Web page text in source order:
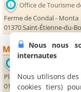
Office de Tourisme
Ferme de Condal - Monta
01370 Saint-Étienne-du-
Musées
Place de la mairie
01370 Treffort Cuisiat
Nous nous
internautes
Nous utilisons
cookies tiers)